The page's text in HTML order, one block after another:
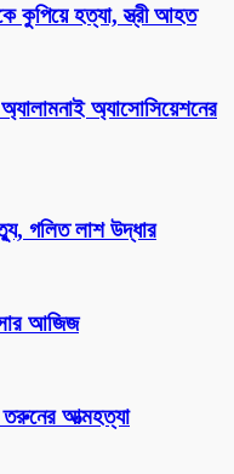
কুপিয়ে হত্যা, স্ত্রী আহত
অ্যাসোসিয়েশনের
গলিত লাশ উদ্ধার
আজিজ
তরুনের আত্মহত্যা